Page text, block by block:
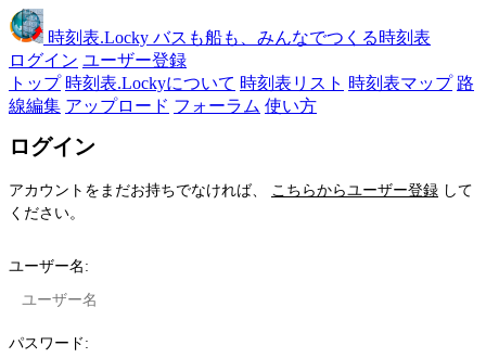
時刻表.Locky バスも船も、みんなでつくる時刻表
ログイン ユーザー登録
トップ 時刻表.Lockyについて 時刻表リスト 時刻表マップ 路
線編集 アップロード フォーラム 使い方
ログイン
アカウントをまだお持ちでなければ、 こちらからユーザー登録 して
ください。
ユーザー名:
パスワード: